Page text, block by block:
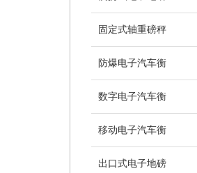
固定式轴重磅秤
防爆电子汽车衡
数字电子汽车衡
移动电子汽车衡
出口式电子地磅